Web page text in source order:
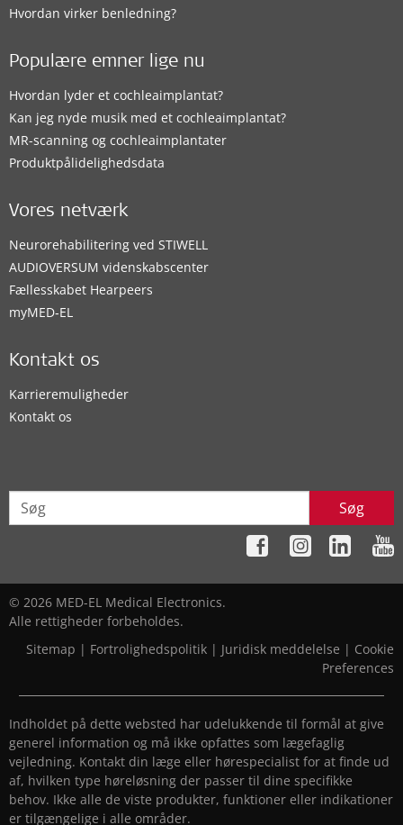
Hvordan virker benledning?
Populære emner lige nu
Hvordan lyder et cochleaimplantat?
Kan jeg nyde musik med et cochleaimplantat?
MR-scanning og cochleaimplantater
Produktpålidelighedsdata
Vores netværk
Neurorehabilitering ved STIWELL
AUDIOVERSUM videnskabscenter
Fællesskabet Hearpeers
myMED‑EL
Kontakt os
Karrieremuligheder
Kontakt os
Søg
© 2026 MED-EL Medical Electronics.
Alle rettigheder forbeholdes.
Sitemap | Fortrolighedspolitik | Juridisk meddelelse | Cookie
Preferences
Indholdet på dette websted har udelukkende til formål at give
generel information og må ikke opfattes som lægefaglig
vejledning. Kontakt din læge eller hørespecialist for at finde ud
af, hvilken type høreløsning der passer til dine specifikke
behov. Ikke alle de viste produkter, funktioner eller indikationer
er tilgængelige i alle områder.